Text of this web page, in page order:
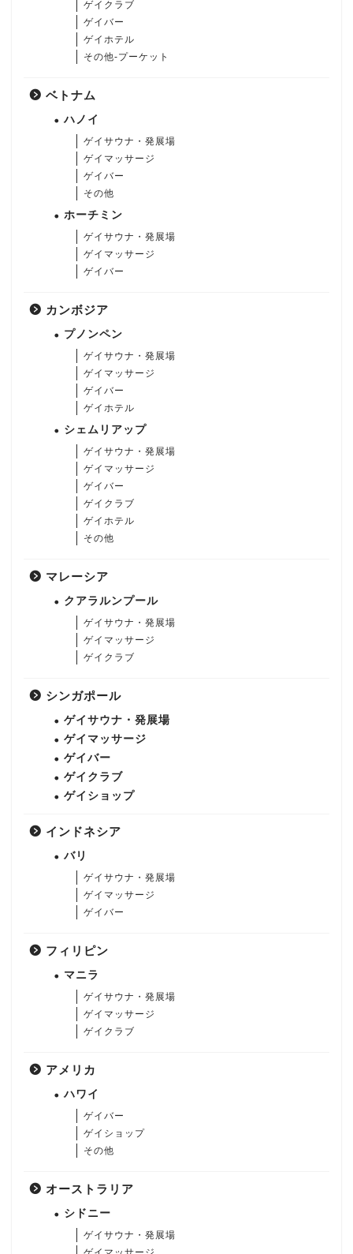
ゲイクラブ
ゲイバー
ゲイホテル
その他-プーケット
ベトナム
ハノイ
ゲイサウナ・発展場
ゲイマッサージ
ゲイバー
その他
ホーチミン
ゲイサウナ・発展場
ゲイマッサージ
ゲイバー
カンボジア
プノンペン
ゲイサウナ・発展場
ゲイマッサージ
ゲイバー
ゲイホテル
シェムリアップ
ゲイサウナ・発展場
ゲイマッサージ
ゲイバー
ゲイクラブ
ゲイホテル
その他
マレーシア
クアラルンプール
ゲイサウナ・発展場
ゲイマッサージ
ゲイクラブ
シンガポール
ゲイサウナ・発展場
ゲイマッサージ
ゲイバー
ゲイクラブ
ゲイショップ
インドネシア
バリ
ゲイサウナ・発展場
ゲイマッサージ
ゲイバー
フィリピン
マニラ
ゲイサウナ・発展場
ゲイマッサージ
ゲイクラブ
アメリカ
ハワイ
ゲイバー
ゲイショップ
その他
オーストラリア
シドニー
ゲイサウナ・発展場